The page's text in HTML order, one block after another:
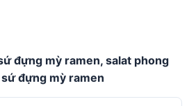
đựng mỳ ramen, salat phong
đựng mỳ ramen